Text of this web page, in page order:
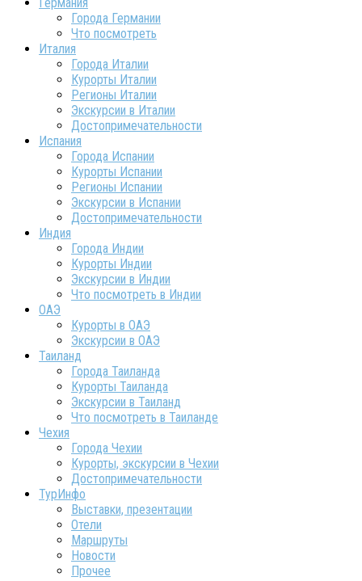
Города Германии
Что посмотреть
Италия
Города Италии
Курорты Италии
Регионы Италии
Экскурсии в Италии
Достопримечательности
Испания
Города Испании
Курорты Испании
Регионы Испании
Экскурсии в Испании
Достопримечательности
Индия
Города Индии
Курорты Индии
Экскурсии в Индии
Что посмотреть в Индии
ОАЭ
Курорты в ОАЭ
Экскурсии в ОАЭ
Таиланд
Города Таиланда
Курорты Таиланда
Экскурсии в Таиланд
Что посмотреть в Таиланде
Чехия
Города Чехии
Курорты, экскурсии в Чехии
Достопримечательности
ТурИнфо
Выставки, презентации
Отели
Маршруты
Новости
Прочее